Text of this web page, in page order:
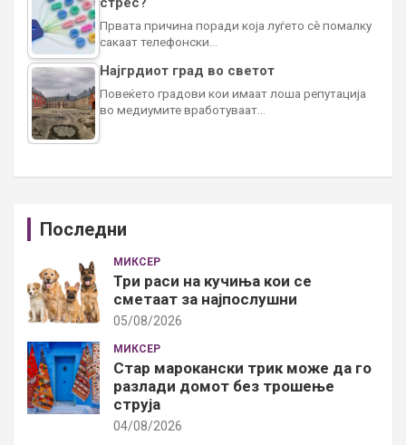
Првата причина поради која луѓето сè помалку
сакаат телефонски…
Најгрдиот град во светот
Повеќето градови кои имаат лоша репутација
во медиумите вработуваат…
Последни
МИКСЕР
Три раси на кучиња кои се
сметаат за најпослушни
05/08/2026
МИКСЕР
Стар марокански трик може да го
разлади домот без трошење
струја
04/08/2026